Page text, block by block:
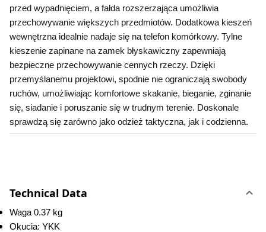
przed wypadnięciem, a fałda rozszerzająca umożliwia
przechowywanie większych przedmiotów. Dodatkowa kieszeń
wewnętrzna idealnie nadaje się na telefon komórkowy. Tylne
kieszenie zapinane na zamek błyskawiczny zapewniają
bezpieczne przechowywanie cennych rzeczy. Dzięki
przemyślanemu projektowi, spodnie nie ograniczają swobody
ruchów, umożliwiając komfortowe skakanie, bieganie, zginanie
się, siadanie i poruszanie się w trudnym terenie. Doskonale
sprawdzą się zarówno jako odzież taktyczna, jak i codzienna.
Technical Data
Waga 0.37 kg
Okucia: YKK